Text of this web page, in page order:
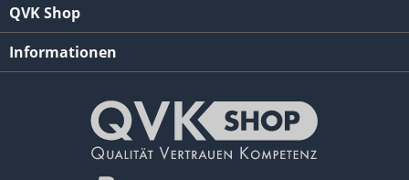
QVK Shop
Informationen